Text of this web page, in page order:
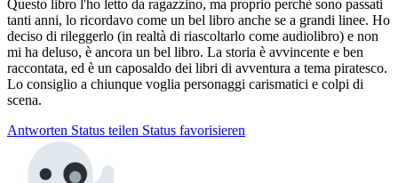
Questo libro l'ho letto da ragazzino, ma proprio perchè sono passati
tanti anni, lo ricordavo come un bel libro anche se a grandi linee. Ho
deciso di rileggerlo (in realtà di riascoltarlo come audiolibro) e non
mi ha deluso, è ancora un bel libro. La storia è avvincente e ben
raccontata, ed è un caposaldo dei libri di avventura a tema piratesco.
Lo consiglio a chiunque voglia personaggi carismatici e colpi di
scena.
Antworten Status teilen Status favorisieren